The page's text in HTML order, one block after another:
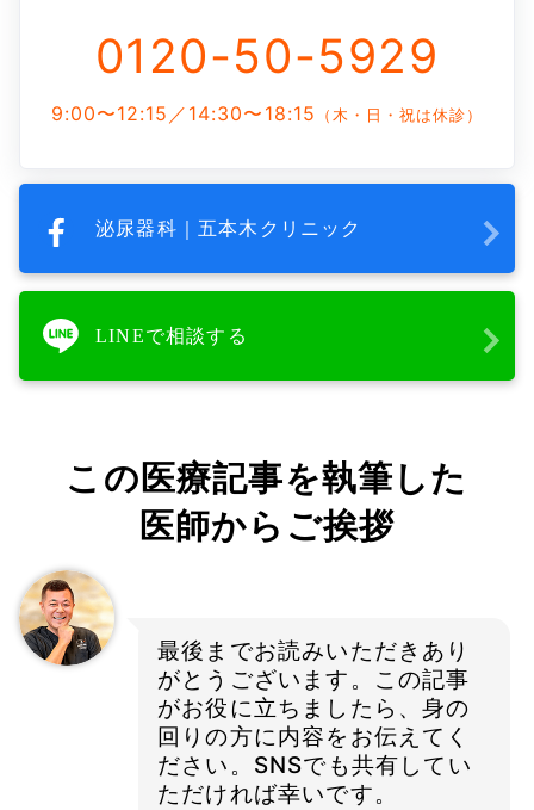
0120-50-5929
9:00〜12:15／14:30〜18:15 （木・日・祝は休診）
泌尿器科｜五本木クリニック
LINEで相談する
この医療記事を執筆した
医師からご挨拶
最後までお読みいただきあり
がとうございます。この記事
がお役に立ちましたら、身の
回りの方に内容をお伝えてく
ださい。SNSでも共有してい
ただければ幸いです。